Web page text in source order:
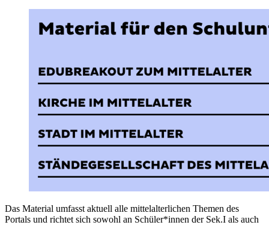
Das Material umfasst aktuell alle mittelalterlichen Themen des
Portals und richtet sich sowohl an Schüler*innen der Sek.I als auch